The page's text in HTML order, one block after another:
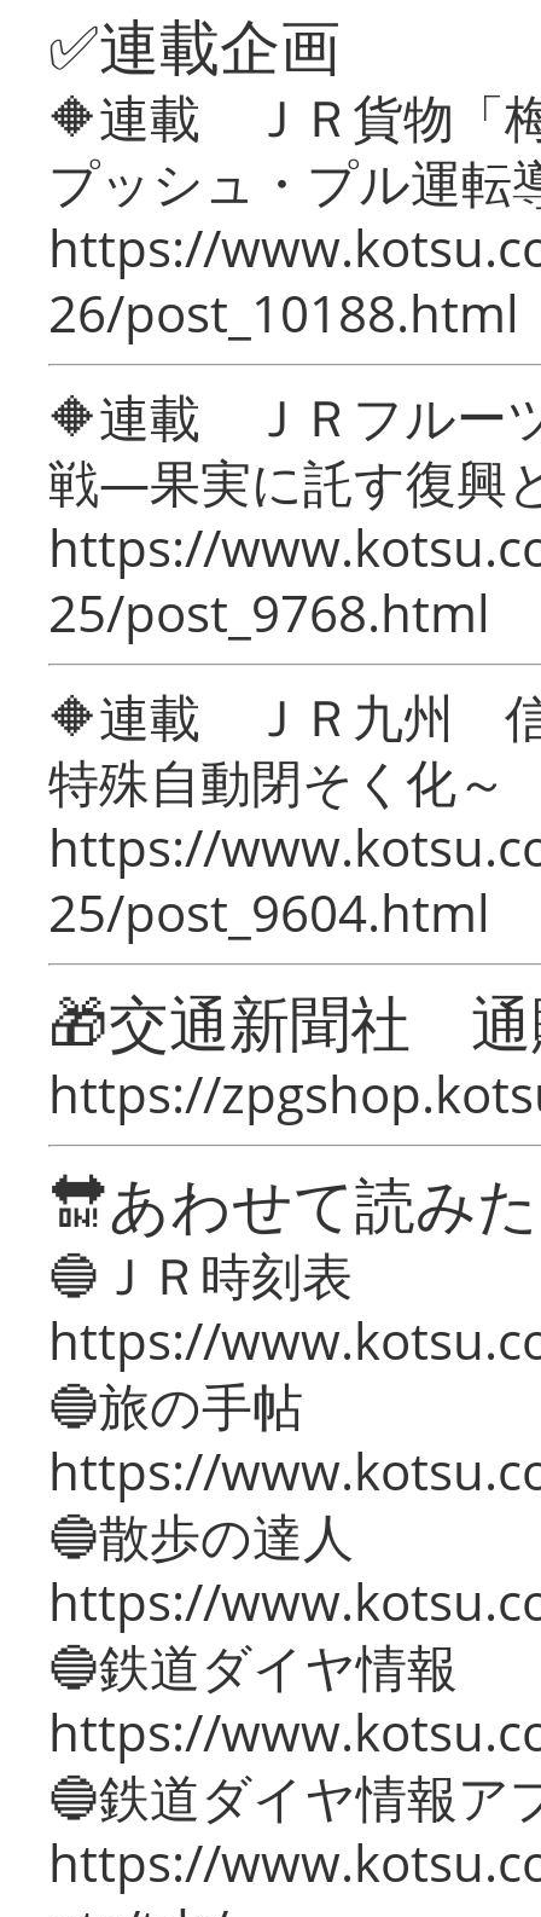
✅連載企画
🔶連載 ＪＲ貨物「
プッシュ・プル運転
https://
26/post_10188.html
🔶連載 ＪＲフルー
戦―果実に託す復興
https://
25/post_9768.html
🔶連載 ＪＲ九州 信
特殊自動閉そく化～
https://
25/post_9604.html
🎁交通新聞社
https://
🔛あわせて読み
🔵ＪＲ時刻表
https://
🔵旅の手帖
https://
🔵散歩の達人
https://
🔵鉄道ダイヤ情報
https://
🔵鉄道ダイヤ情報ア
https://